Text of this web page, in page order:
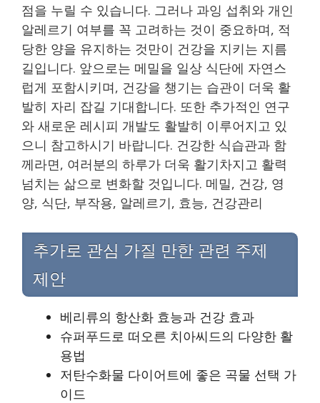
점을 누릴 수 있습니다. 그러나 과잉 섭취와 개인
알레르기 여부를 꼭 고려하는 것이 중요하며, 적
당한 양을 유지하는 것만이 건강을 지키는 지름
길입니다. 앞으로는 메밀을 일상 식단에 자연스
럽게 포함시키며, 건강을 챙기는 습관이 더욱 활
발히 자리 잡길 기대합니다. 또한 추가적인 연구
와 새로운 레시피 개발도 활발히 이루어지고 있
으니 참고하시기 바랍니다. 건강한 식습관과 함
께라면, 여러분의 하루가 더욱 활기차지고 활력
넘치는 삶으로 변화할 것입니다. 메밀, 건강, 영
양, 식단, 부작용, 알레르기, 효능, 건강관리
추가로 관심 가질 만한 관련 주제
제안
베리류의 항산화 효능과 건강 효과
슈퍼푸드로 떠오른 치아씨드의 다양한 활
용법
저탄수화물 다이어트에 좋은 곡물 선택 가
이드